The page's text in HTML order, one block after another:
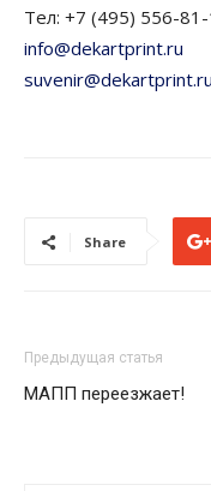
Тел: +7 (495) 556-
info@dekartprint.ru
suvenir@dekartprint.ru
Share
Предыдущая статья
МАПП переезжает!